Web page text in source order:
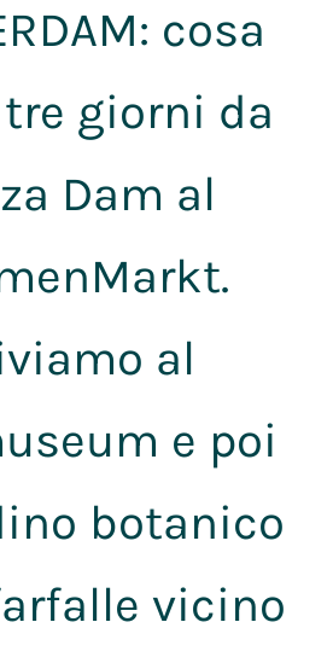
cosa
giorni da
Dam al
al
e poi
botanico
vicino